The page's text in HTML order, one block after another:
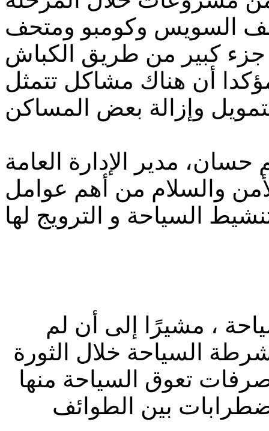
السويس وكومبو ومتحف
جزء كبير من طريق الكباش
أن هناك مشاكل تتمثل
حسان، مدير الإدارة العامة
والسلام من أهم عوامل
، مشيرًا إلى أن لم
السياحة خلال الثورة
تعوق السياحة منها